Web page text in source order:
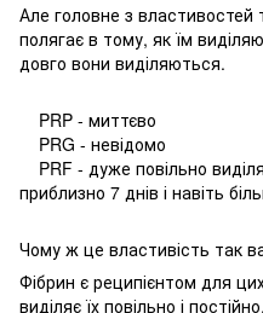
Але головне з
полягає в тому, як їм
довго вони виділяються.
PRP - миттєво
PRG - невідомо
PRF - дуже повільно
приблизно 7 днів і навіть
Чому ж це властивість так
Фібрин є реципієнтом для
виділяє їх повільно і постійно.